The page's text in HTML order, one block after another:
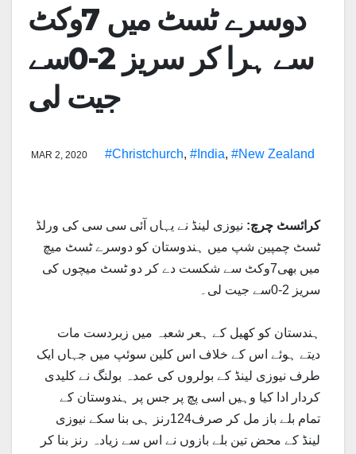
دوسرے ٹسٹ میں 7وکٹ
سے ہرا کر سریز 2-0سے
جیت لی
MAR 2, 2020 #Christchurch, #India, #New Zealand
کرائسٹ چرچ: نیوزی لینڈ نے یہاں آئی سی سی کی ورلڈ
ٹسٹ چمپین شپ میں ہندوستان کو دوسرے ٹسٹ میچ
میں بھی7وکٹ سے شکست دے کر دو ٹسٹ میچوں کی
سریز 2-0سے جیت لی۔
ہندستان کو کھیل کے ہعر شعبہ میں زبردست مات
دیتے ہوئے اس کے خلاف اس کلین سوئپ میں جہاں ایک
طرف نیوزی لینڈ کے بولروں کی عمدہ بولنگ نے کلیدی
کردار ادا کیا وہیں اسی پچ پر جس پر ہندوستان کے
تمام بلے باز مل کر صرف124رنز ہی بنا سکے نیوزی
لینڈ کے محض تین بلے بازوں نے اس سے زیادہ رنز بنا کر